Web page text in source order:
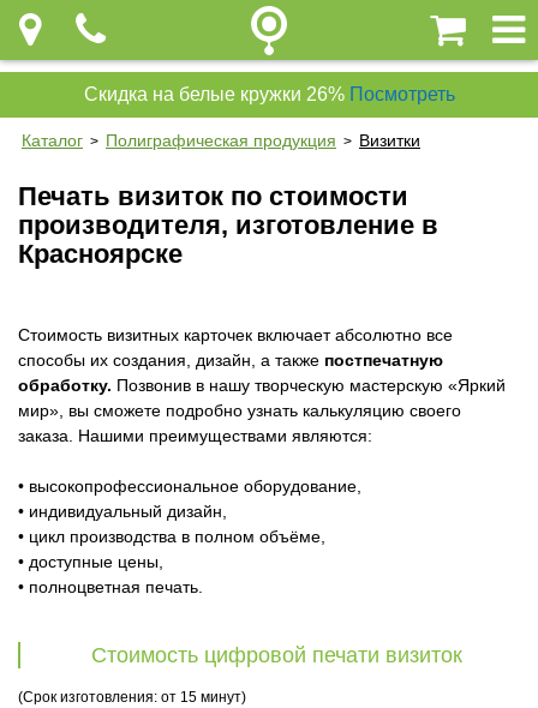
Скидка на белые кружки 26% Посмотреть
Каталог > Полиграфическая продукция > Визитки
Печать визиток по стоимости
производителя, изготовление в
Красноярске
Стоимость визитных карточек включает абсолютно все
способы их создания, дизайн, а также постпечатную
обработку. Позвонив в нашу творческую мастерскую «Яркий
мир», вы сможете подробно узнать калькуляцию своего
заказа. Нашими преимуществами являются:
• высокопрофессиональное оборудование,
• индивидуальный дизайн,
• цикл производства в полном объёме,
• доступные цены,
• полноцветная печать.
Стоимость цифровой печати визиток
(Срок изготовления: от 15 минут)